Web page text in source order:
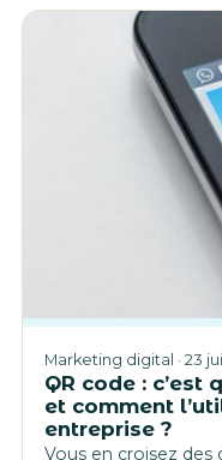
Marketing digital · 23
QR code : c’est
et comment
entreprise ?
Vous en croisez des